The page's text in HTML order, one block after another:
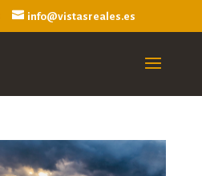
info@vistasreales.es